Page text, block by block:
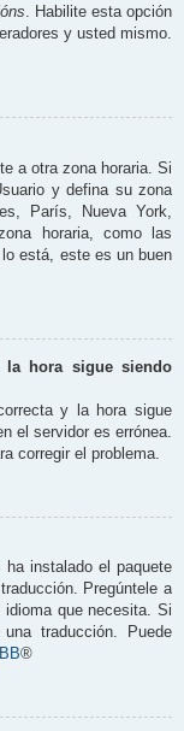
. Habilite esta opción
y usted mismo.
a otra zona horaria. Si
y defina su zona
París, Nueva York,
horaria, como las
está, este es un buen
la hora sigue siendo
y la hora sigue
el servidor es errónea.
corregir el problema.
instalado el paquete
Pregúntele a
que necesita. Si
traducción. Puede
®